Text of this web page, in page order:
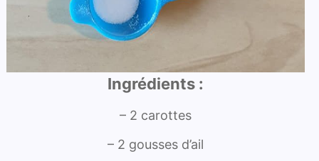
Ingrédients :
– 2 carottes
– 2 gousses d’ail